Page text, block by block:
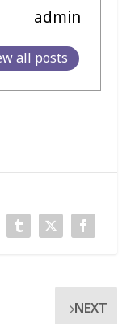
admin
all posts
NEXT